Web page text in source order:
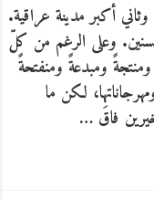
أكبر مدينة عراقية.
وعلى الرغم من كلّ
ومبدعةً ومنفتحةً
لكن ما
فاقَ …